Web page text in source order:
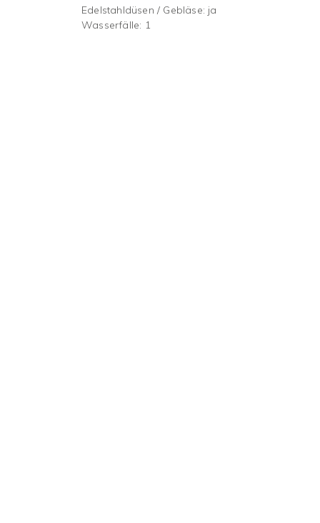
Edelstahldüsen / Gebläse: ja
Wasserfälle: 1